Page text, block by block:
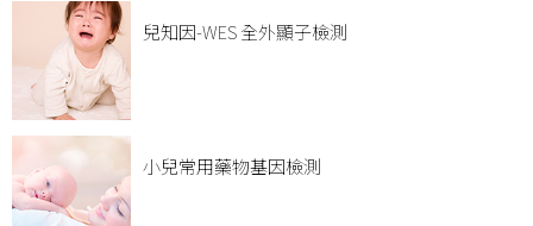
兒知因-WES 全外顯子檢測
小兒常用藥物基因檢測